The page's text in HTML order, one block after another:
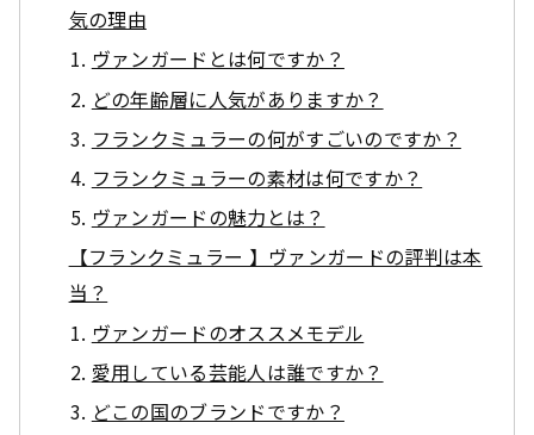
気の理由
ヴァンガードとは何ですか？
どの年齢層に人気がありますか？
フランクミュラーの何がすごいのですか？
フランクミュラーの素材は何ですか？
ヴァンガードの魅力とは？
【フランクミュラー 】ヴァンガードの評判は本
当？
ヴァンガードのオススメモデル
愛用している芸能人は誰ですか？
どこの国のブランドですか？